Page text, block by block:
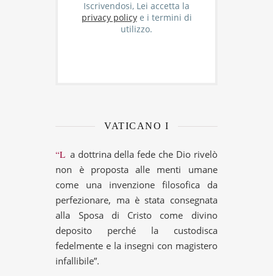
Iscrivendosi, Lei accetta la
privacy policye i termini di
utilizzo.
VATICANO I
“La dottrina della fede che Dio rivelò
non è proposta alle menti umane
come una invenzione filosofica da
perfezionare, ma è stata consegnata
alla Sposa di Cristo come divino
deposito perché la custodisca
fedelmente e la insegni con magistero
infallibile”.